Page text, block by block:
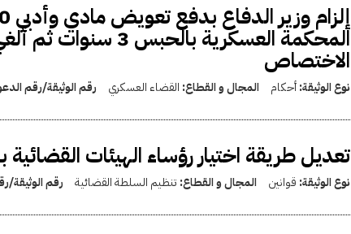
المحكمة العسكرية
الاختصاص
نوع الوثيقة:أحكام المجال و القطاع: القضاء العسكري رقم الوثيقة/رقم
تعديل طريقة اختيار رؤساء الهيئات القضائية بالقانون 77
نوع الوثيقة: قوانين المجال و القطاع: تنظيم السلطة القضائية رقم